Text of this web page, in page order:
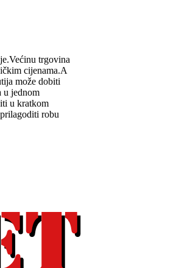
trgovina
cijenama.A
može dobiti
u jednom
u kratkom
robu